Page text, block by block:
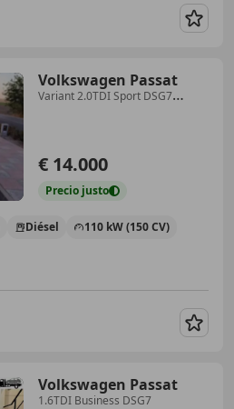
Volkswagen Passat
Variant 2.0TDI Sport DSG7
€ 14.000
Precio justo
Diésel 110 kW (150 CV)
Volkswagen Passat
1.6TDI Business DSG7